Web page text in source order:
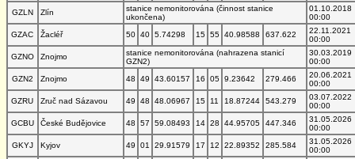
GZLN
Zlín
stanice nemonitorována (činnost stanice
ukončena)
01.10.2018
00:00
GZAC
Žacléř 50 40 5.74298 15 55 40.98588 637.622
22.11.2021
00:00
GZNO
Znojmo
stanice nemonitorována (nahrazena stanicí
GZN2)
30.03.2019
00:00
GZN2
Znojmo 48 49 43.60157 16 05 9.23642 279.466
20.06.2021
00:00
GZRU
Zruč nad Sázavou 49 48 48.06967 15 11 18.87244 543.279
03.07.2022
00:00
GCBU
České Budějovice 48 57 59.08493 14 28 44.95705 447.346
31.05.2026
00:00
GKYJ
Kyjov 49 01 29.91579 17 12 22.89352 285.584
31.05.2026
00:00